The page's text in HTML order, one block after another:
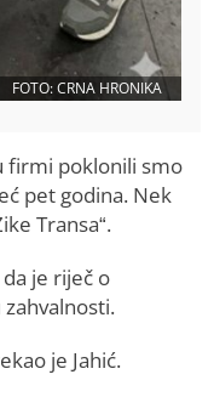
FOTO: CRNA HRONIKA
firmi poklonili smo
pet godina. Nek
Transa“.
je riječ o
je Jahić.